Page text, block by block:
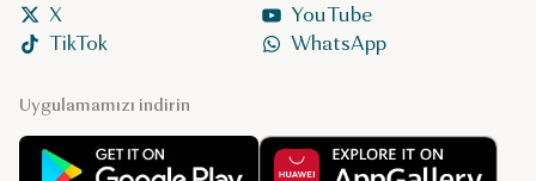
Uygulamamızı indirin
X
YouTube
TikTok
WhatsApp